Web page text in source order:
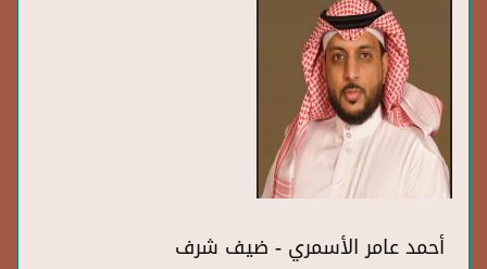
أحمد عامر الأسمري - ضيف شرف